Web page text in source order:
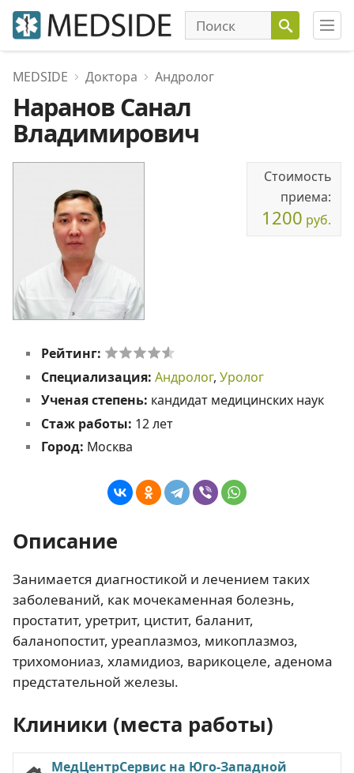
MEDSIDE Доктора Андролог
Наранов Санал
Владимирович
Стоимость
приема:
1200 руб.
Рейтинг:
Специализация: Андролог, Уролог
Ученая степень: кандидат медицинских наук
Стаж работы: 12 лет
Город: Москва
Описание
Занимается диагностикой и лечением таких
заболеваний, как мочекаменная болезнь,
простатит, уретрит, цистит, баланит,
баланопостит, уреаплазмоз, микоплазмоз,
трихомониаз, хламидиоз, варикоцеле, аденома
предстательной железы.
Клиники (места работы)
МедЦентрСервис на Юго-Западной